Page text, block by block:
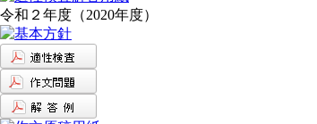
令和２年度（2020年度）